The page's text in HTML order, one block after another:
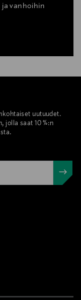
ja vanhoihin
uutuudet.
jolla saat 10 %:n